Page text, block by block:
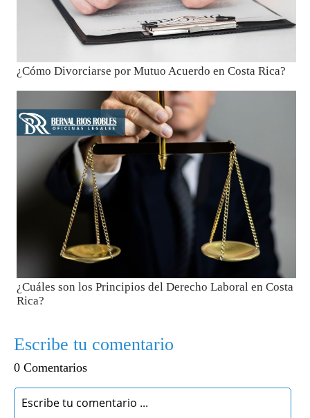
¿Cómo Divorciarse por Mutuo Acuerdo en Costa Rica?
¿Cuáles son los Principios del Derecho Laboral en Costa
Rica?
Escribe tu comentario
0 Comentarios